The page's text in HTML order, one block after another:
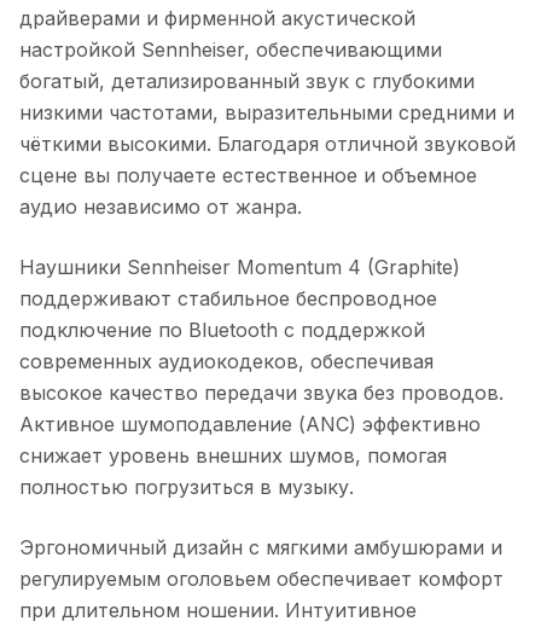
драйверами и фирменной акустической
настройкой Sennheiser, обеспечивающими
богатый, детализированный звук с глубокими
низкими частотами, выразительными средними и
чёткими высокими. Благодаря отличной звуковой
сцене вы получаете естественное и объемное
аудио независимо от жанра.
Наушники Sennheiser Momentum 4 (Graphite)
поддерживают стабильное беспроводное
подключение по Bluetooth с поддержкой
современных аудиокодеков, обеспечивая
высокое качество передачи звука без проводов.
Активное шумоподавление (ANC) эффективно
снижает уровень внешних шумов, помогая
полностью погрузиться в музыку.
Эргономичный дизайн с мягкими амбушюрами и
регулируемым оголовьем обеспечивает комфорт
при длительном ношении. Интуитивное